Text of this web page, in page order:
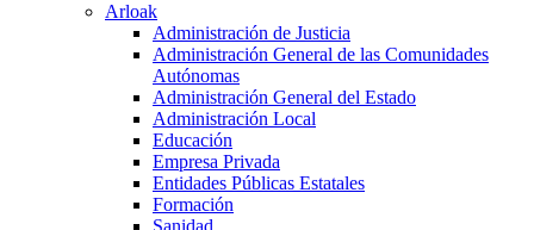
Arloak
Administración de Justicia
Administración General de las Comunidades
Autónomas
Administración General del Estado
Administración Local
Educación
Empresa Privada
Entidades Públicas Estatales
Formación